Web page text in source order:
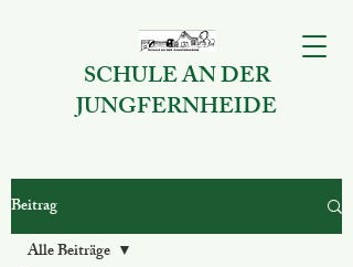
SCHULE AN DER
JUNGFERNHEIDE
Beitrag
Alle Beiträge